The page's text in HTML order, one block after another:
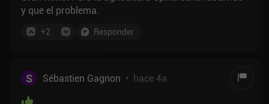
encajar en el mercado de la comunidad, como
sintetistas, herreros, granjeros, cazadores de jefes,
etc.
y que el problema.
+2 Responder
S Sébastien Gagnon • hace 4a